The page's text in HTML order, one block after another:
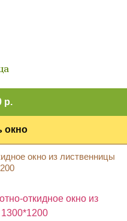
р.
окно
окно из лиственницы